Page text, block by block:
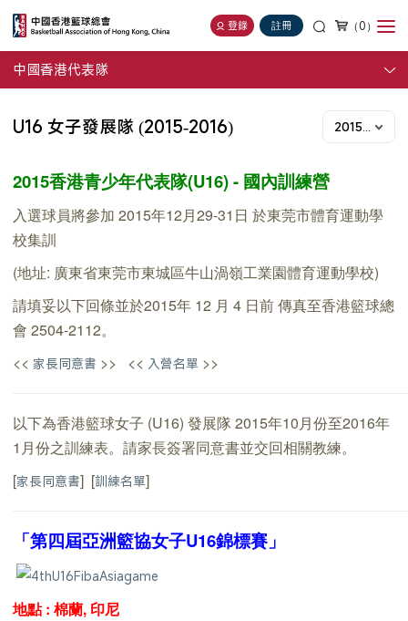
登錄 註冊 （0）
中國香港代表隊
U16 女子發展隊 (2015-2016) 2015年度
2015香港青少年代表隊(U16) - 國內訓練營
入選球員將參加 2015年12月29-31日 於東莞市體育運動學
校集訓
(地址: 廣東省東莞市東城區牛山渦嶺工業園體育運動學校)
請填妥以下回條並於2015年 12 月 4 日前 傳真至香港籃球總
會 2504-2112。
<<家長同意書 >> << 入營名單 >>
以下為香港籃球女子 (U16) 發展隊 2015年10月份至2016年
1月份之訓練表。請家長簽署同意書並交回相關教練。
[家長同意書] [訓練名單]
「第四屆亞洲籃協女子U16錦標賽」
地點 : 棉蘭, 印尼